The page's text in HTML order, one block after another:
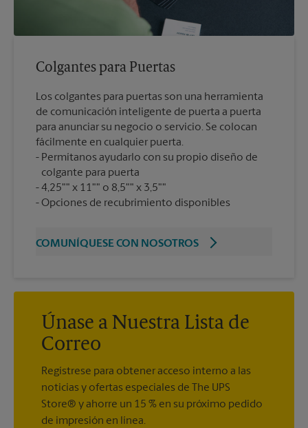
Colgantes para Puertas
Los colgantes para puertas son una herramienta
de comunicación inteligente de puerta a puerta
para anunciar su negocio o servicio. Se colocan
fácilmente en cualquier puerta.
Permítanos ayudarlo con su propio diseño de
colgante para puerta
4,25"" x 11"" o 8,5"" x 3,5""
Opciones de recubrimiento disponibles
COMUNÍQUESE CON NOSOTROS
Únase a Nuestra Lista de
Correo
Regístrese para obtener acceso interno a las
noticias y ofertas especiales de The UPS
Store® y ahorre un 15 % en su próximo pedido
de impresión en línea.